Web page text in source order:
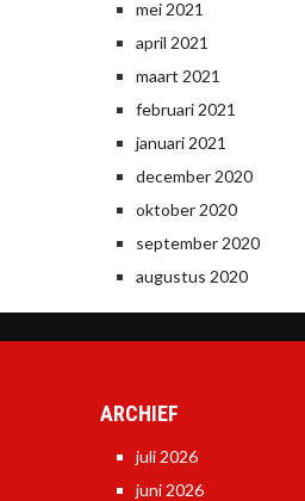
mei 2021
april 2021
maart 2021
februari 2021
januari 2021
december 2020
oktober 2020
september 2020
augustus 2020
ARCHIEF
juli 2026
juni 2026